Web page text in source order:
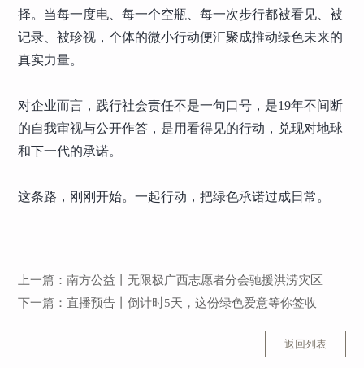
择。当每一度电、每一个空瓶、每一次步行都被看见、被
记录、被珍视，个体的微小行动便汇聚成推动绿色未来的
真实力量。
对企业而言，践行社会责任不是一句口号，是19年不间断
的自我审视与公开作答，是用看得见的行动，兑现对地球
和下一代的承诺。
这条路，刚刚开始。一起行动，把绿色承诺过成日常。
上一篇：南方公益丨无限极广西志愿者分会驰援洪涝灾区
下一篇：直播预告丨倒计时5天，这份绿色爱意等你签收
返回列表